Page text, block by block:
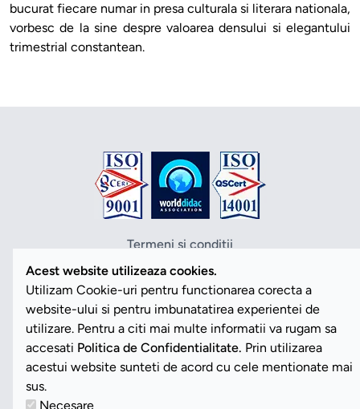
bucurat fiecare numar in presa culturala si literara nationala,
vorbesc de la sine despre valoarea densului si elegantului
trimestrial constantean.
Termeni si conditii
Politica de confidentialitate
Politica cookies
ANPC
SOL
SAL
Vezi Cookies
Acest website utilizeaza cookies.
Utilizam Cookie-uri pentru functionarea corecta a
website-ului si pentru imbunatatirea experientei de
utilizare. Pentru a citi mai multe informatii va rugam sa
accesati Politica de Confidentialitate. Prin utilizarea
acestui website sunteti de acord cu cele mentionate mai
sus.
Necesare